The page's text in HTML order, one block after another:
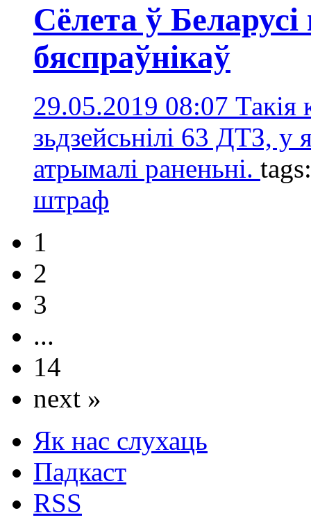
Сёлета ў
бяспраўнікаў
29.05.2019 08:07 Такія
зьдзейсьнілі 63 ДТЗ, у
атрымалі раненьні.
штраф
1
2
3
...
14
next »
Як нас слухаць
Падкаст
RSS